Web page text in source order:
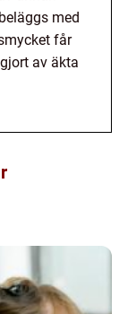
med
får
av äkta